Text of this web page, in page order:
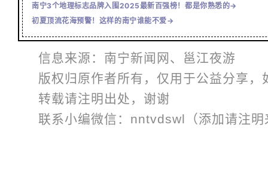
南宁3个地理标志品牌入围2025最新百强榜！都是你熟悉的→
初夏顶流花海预警！这样的南宁谁能不爱→
信息来源：南宁新闻网、邕江夜游
版权归原作者所有，仅用于公益分享，
转载请注明出处，谢谢
联系小编微信：nntvdswl（添加请注明